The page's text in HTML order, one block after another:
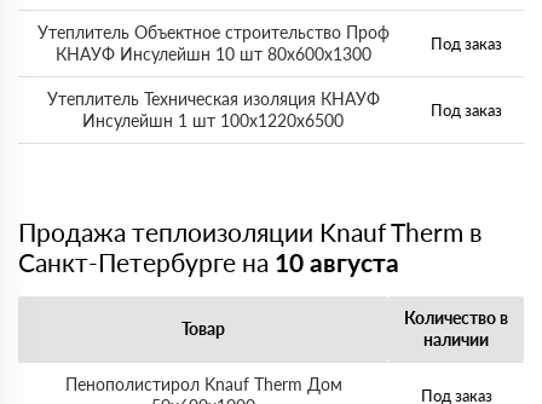
Утеплитель Объектное строительство Проф
КНАУФ Инсулейшн 10 шт 80х600х1300
Под заказ
Утеплитель Техническая изоляция КНАУФ
Инсулейшн 1 шт 100х1220х6500
Под заказ
Продажа теплоизоляции Knauf Therm в
Санкт-Петербурге на 10 августа
Товар
Количество в
наличии
Пенополистирол Knauf Therm Дом
Под заказ